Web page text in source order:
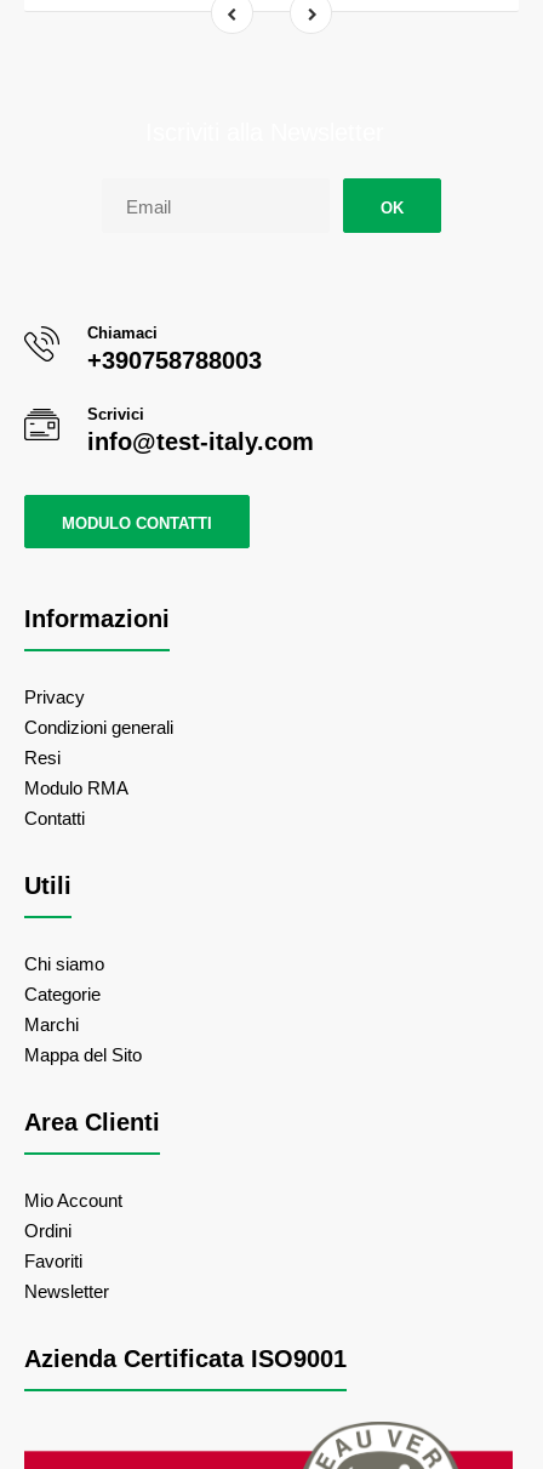
OK
Chiamaci
+390758788003
Scrivici
info@test-italy.com
MODULO CONTATTI
Informazioni
Privacy
Condizioni generali
Resi
Modulo RMA
Contatti
Utili
Chi siamo
Categorie
Marchi
Mappa del Sito
Area Clienti
Mio Account
Ordini
Favoriti
Newsletter
Azienda Certificata ISO9001